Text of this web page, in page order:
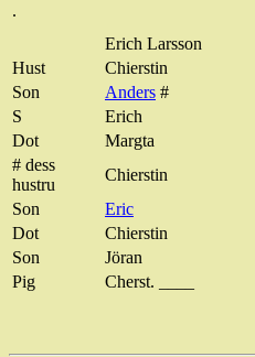
.
Erich Larsson
Hust
Chierstin
Son
Anders #
S
Erich
Dot
Margta
# dess
hustru
Chierstin
Son
Eric
Dot
Chierstin
Son
Jöran
Pig
Cherst. ____